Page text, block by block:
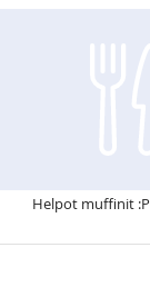
Helpot muffinit :P